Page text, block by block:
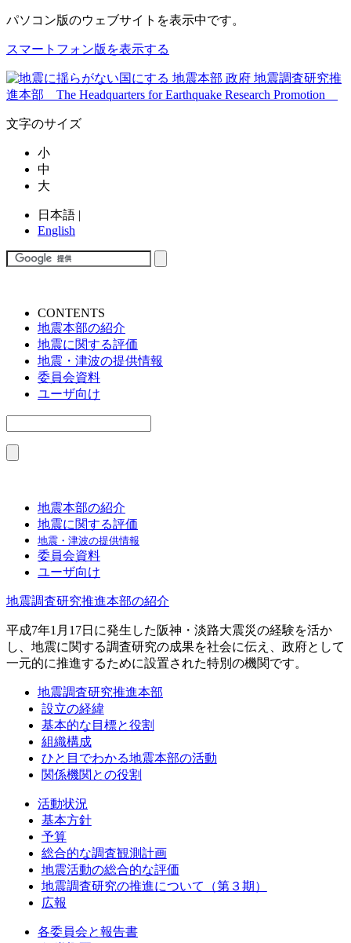
パソコン版のウェブサイトを表示中です。
スマートフォン版を表示する
文字のサイズ
小
中
大
日本語 |
English
CONTENTS
地震本部の紹介
地震に関する評価
地震・津波の提供情報
委員会資料
ユーザ向け
地震本部の紹介
地震に関する評価
地震・津波の提供情報
委員会資料
ユーザ向け
地震調査研究推進本部の紹介
平成7年1月17日に発生した阪神・淡路大震災の経験を活か
し、地震に関する調査研究の成果を社会に伝え、政府として
一元的に推進するために設置された特別の機関です。
地震調査研究推進本部
設立の経緯
基本的な目標と役割
組織構成
ひと目でわかる地震本部の活動
関係機関との役割
活動状況
基本方針
予算
総合的な調査観測計画
地震活動の総合的な評価
地震調査研究の推進について（第３期）
広報
各委員会と報告書